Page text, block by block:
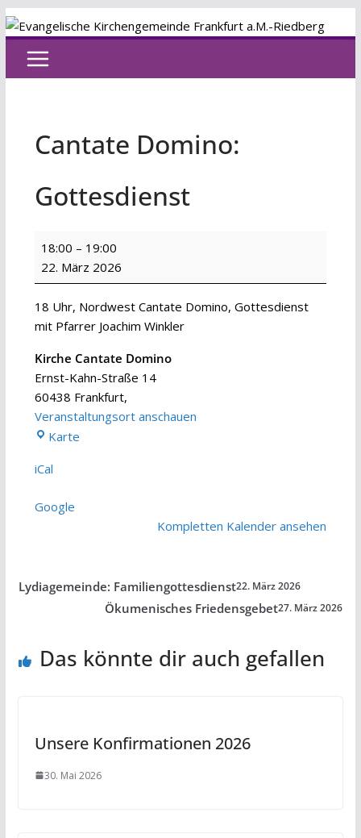
Zum
Inhalt
springen
Cantate Domino:
Gottesdienst
Cantate
Domino:
Gottesdienst
18:00 – 19:00
22. März 2026
18 Uhr, Nordwest Cantate Domino, Gottesdienst
mit Pfarrer Joachim Winkler
Kirche Cantate Domino
Ernst-Kahn-Straße 14
60438 Frankfurt,
Veranstaltungsort anschauen
KarteKirche
iCal
Google
Kompletten Kalender ansehen
Lydiagemeinde: Familiengottesdienst22. März 2026
Ökumenisches Friedensgebet27. März 2026
Das könnte dir auch gefallen
Unsere Konfirmationen 2026
30. Mai 2026